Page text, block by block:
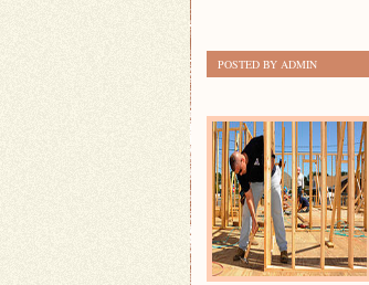
POSTED BY ADMIN